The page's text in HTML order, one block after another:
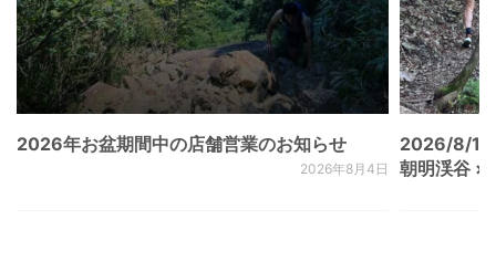
2026年お盆期間中の店舗営業のお知らせ
2026年8月4日
2026/8/
朝明渓谷 ×